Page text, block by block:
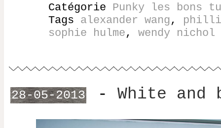
Catégorie Punky les bons
Tags alexander wang,
sophie hulme, wendy nichol
28-05-2013 - White and